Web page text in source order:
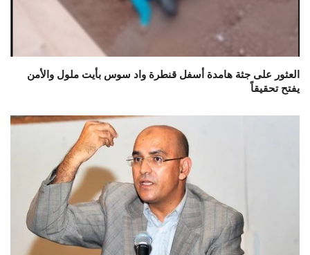
العثور على جثة هامدة أسفل قنطرة واد سوس بأيت ملول والأمن
يفتح تحقيقاً